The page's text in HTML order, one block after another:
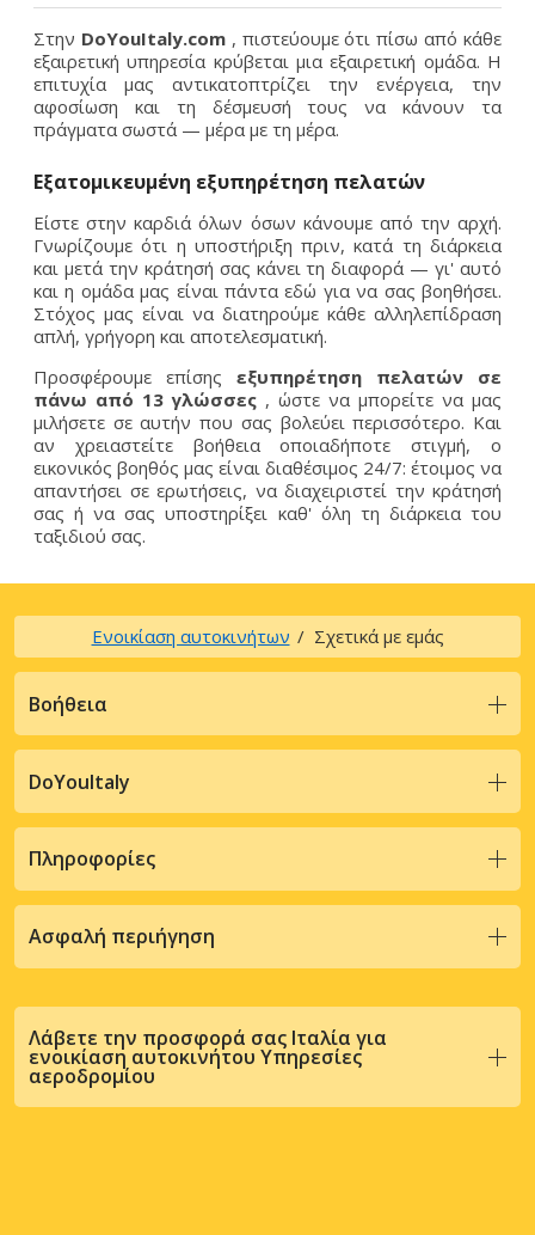
Στην DoYouItaly.com, πιστεύουμε ότι πίσω από κάθε
εξαιρετική υπηρεσία κρύβεται μια εξαιρετική ομάδα. Η
επιτυχία μας αντικατοπτρίζει την ενέργεια, την
αφοσίωση και τη δέσμευσή τους να κάνουν τα
πράγματα σωστά — μέρα με τη μέρα.
Εξατομικευμένη εξυπηρέτηση πελατών
Είστε στην καρδιά όλων όσων κάνουμε από την αρχή.
Γνωρίζουμε ότι η υποστήριξη πριν, κατά τη διάρκεια
και μετά την κράτησή σας κάνει τη διαφορά — γι' αυτό
και η ομάδα μας είναι πάντα εδώ για να σας βοηθήσει.
Στόχος μας είναι να διατηρούμε κάθε αλληλεπίδραση
απλή, γρήγορη και αποτελεσματική.
Προσφέρουμε επίσης εξυπηρέτηση πελατών σε
πάνω από 13 γλώσσες , ώστε να μπορείτε να μας
μιλήσετε σε αυτήν που σας βολεύει περισσότερο. Και
αν χρειαστείτε βοήθεια οποιαδήποτε στιγμή, ο
εικονικός βοηθός μας είναι διαθέσιμος 24/7: έτοιμος να
απαντήσει σε ερωτήσεις, να διαχειριστεί την κράτησή
σας ή να σας υποστηρίξει καθ' όλη τη διάρκεια του
ταξιδιού σας.
Ενοικίαση αυτοκινήτων Σχετικά με εμάς
Βοήθεια
DoYouItaly
Πληροφορίες
Ασφαλή περιήγηση
Λάβετε την προσφορά σας Ιταλία για
ενοικίαση αυτοκινήτου Υπηρεσίες
αεροδρομίου